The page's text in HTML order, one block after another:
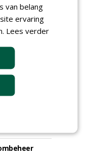
1879;
2026,
- 2027 aan
aan
en
van belang
ervaring
Lees verder